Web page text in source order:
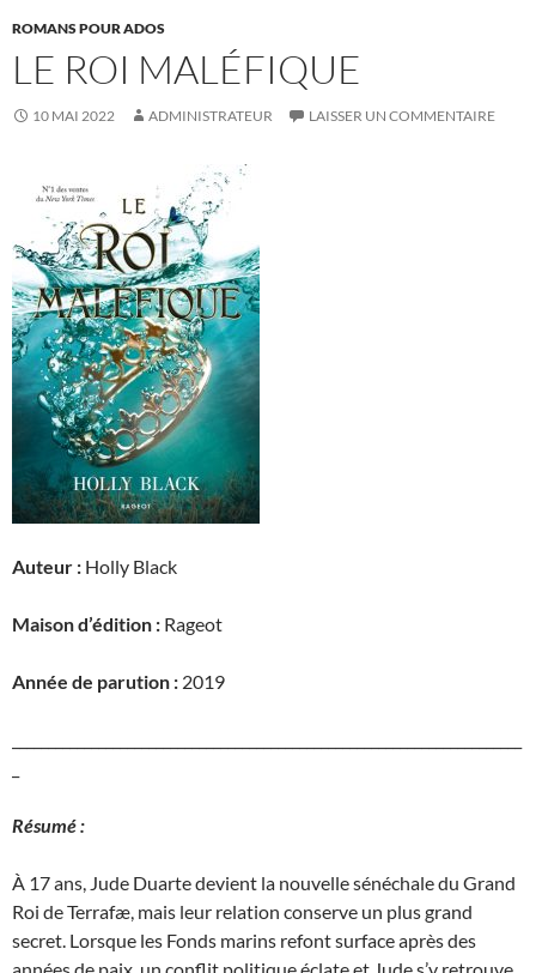
ROMANS POUR ADOS
LE ROI MALÉFIQUE
10 MAI 2022 ADMINISTRATEUR LAISSER UN COMMENTAIRE
Auteur : Holly Black
Maison d’édition : Rageot
Année de parution : 2019
Résumé :
À 17 ans, Jude Duarte devient la nouvelle sénéchale du Grand
Roi de Terrafæ, mais leur relation conserve un plus grand
secret. Lorsque les Fonds marins refont surface après des